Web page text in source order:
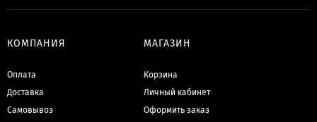
КОМПАНИЯ
Оплата
Доставка
Самовывоз
МАГАЗИН
Корзина
Личный кабинет
Оформить заказ